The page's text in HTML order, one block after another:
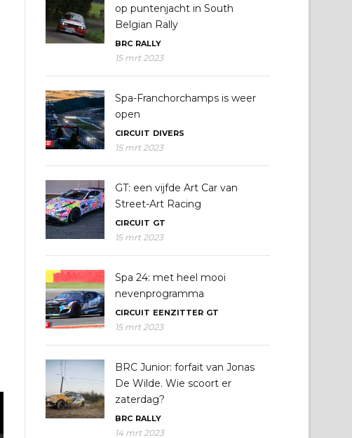
op puntenjacht in South
Belgian Rally
BRC RALLY
15 mrt 2023
Spa-Franchorchamps is weer
open
CIRCUIT DIVERS
15 mrt 2023
GT: een vijfde Art Car van
Street-Art Racing
CIRCUIT GT
15 mrt 2023
Spa 24: met heel mooi
nevenprogramma
CIRCUIT EENZITTER GT
15 mrt 2023
BRC Junior: forfait van Jonas
De Wilde. Wie scoort er
zaterdag?
BRC RALLY
14 mrt 2023